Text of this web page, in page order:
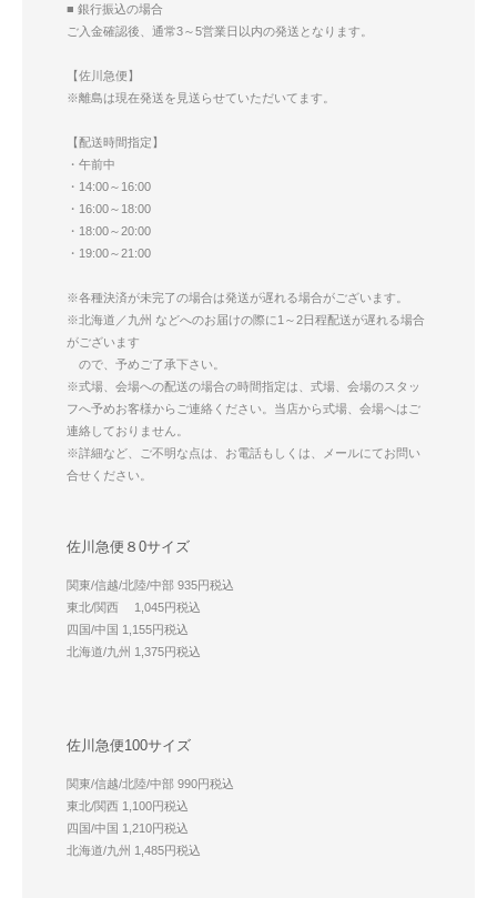
■ 銀行振込の場合
ご入金確認後、通常3～5営業日以内の発送となります。
【佐川急便】
※離島は現在発送を見送らせていただいてます。
【配送時間指定】
・午前中
・14:00～16:00
・16:00～18:00
・18:00～20:00
・19:00～21:00
※各種決済が未完了の場合は発送が遅れる場合がございます。
※北海道／九州 などへのお届けの際に1～2日程配送が遅れる場合
がございます
ので、予めご了承下さい。
※式場、会場への配送の場合の時間指定は、式場、会場のスタッ
フへ予めお客様からご連絡ください。当店から式場、会場へはご
連絡しておりません。
※詳細など、ご不明な点は、お電話もしくは、メールにてお問い
合せください。
佐川急便８0サイズ
関東/信越/北陸/中部 935円税込
東北/関西 1,045円税込
四国/中国 1,155円税込
北海道/九州 1,375円税込
佐川急便100サイズ
関東/信越/北陸/中部 990円税込
東北/関西 1,100円税込
四国/中国 1,210円税込
北海道/九州 1,485円税込